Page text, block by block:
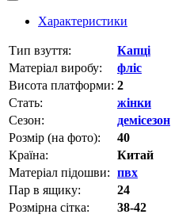
Характеристики
Тип взуття:
Капці
Матеріал виробу:
фліс
Висота платформи: 2
Стать:
жінки
Сезон:
демісезон
Розмір (на фото):
40
Країна:
Китай
Матеріал підошви: пвх
Пар в ящику:
24
Розмірна сітка:
38-42